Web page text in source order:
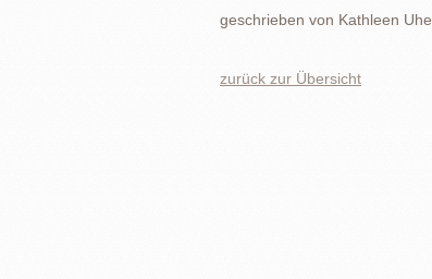
geschrieben von Kathleen Uhe
zurück zur Übersicht